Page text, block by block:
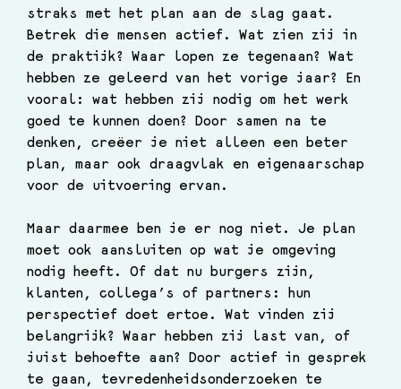
straks met het plan aan de slag gaat.
Betrek die mensen actief. Wat zien zij in
de praktijk? Waar lopen ze tegenaan? Wat
hebben ze geleerd van het vorige jaar? En
vooral: wat hebben zij nodig om het werk
goed te kunnen doen? Door samen na te
denken, creëer je niet alleen een beter
plan, maar ook draagvlak en eigenaarschap
voor de uitvoering ervan.
Maar daarmee ben je er nog niet. Je plan
moet ook aansluiten op wat je omgeving
nodig heeft. Of dat nu burgers zijn,
klanten, collega’s of partners: hun
perspectief doet ertoe. Wat vinden zij
belangrijk? Waar hebben zij last van, of
juist behoefte aan? Door actief in gesprek
te gaan, tevredenheidsonderzoeken te